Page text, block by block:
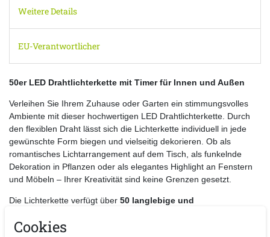
Weitere Details
EU-Verantwortlicher
50er LED Drahtlichterkette mit Timer für Innen und Außen
Verleihen Sie Ihrem Zuhause oder Garten ein stimmungsvolles
Ambiente mit dieser hochwertigen LED Drahtlichterkette. Durch
den flexiblen Draht lässt sich die Lichterkette individuell in jede
gewünschte Form biegen und vielseitig dekorieren. Ob als
romantisches Lichtarrangement auf dem Tisch, als funkelnde
Dekoration in Pflanzen oder als elegantes Highlight an Fenstern
und Möbeln – Ihrer Kreativität sind keine Grenzen gesetzt.
Die Lichterkette verfügt über 50 langlebige und
transparenten Kabels
Cookies